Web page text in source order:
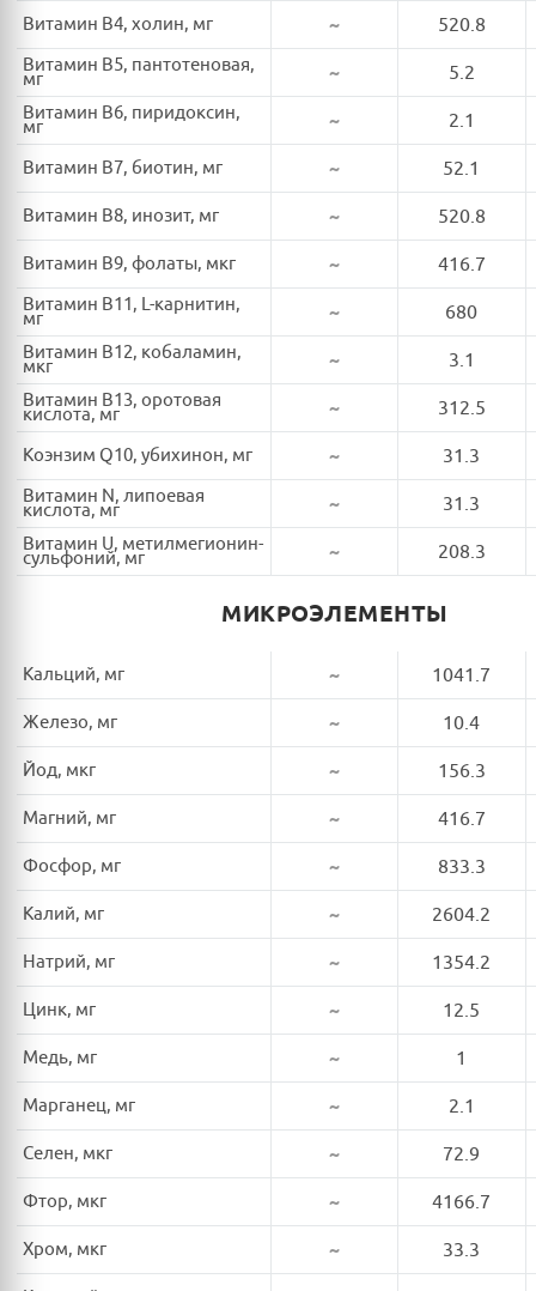
Витамин B4, холин, мг ~ 520.8
Витамин B5, пантотеновая,
мг ~ 5.2
Витамин B6, пиридоксин,
мг ~ 2.1
Витамин B7, биотин, мг ~ 52.1
Витамин B8, инозит, мг ~ 520.8
Витамин B9, фолаты, мкг ~ 416.7
Витамин B11, L-карнитин,
мг ~ 680
Витамин B12, кобаламин,
мкг ~ 3.1
Витамин B13, оротовая
кислота, мг ~ 312.5
Коэнзим Q10, убихинон, мг ~ 31.3
Витамин N, липоевая
кислота, мг ~ 31.3
Витамин U, метилмегионин-
сульфоний, мг ~ 208.3
МИКРОЭЛЕМЕНТЫ
Кальций, мг ~ 1041.7
Железо, мг ~ 10.4
Йод, мкг ~ 156.3
Магний, мг ~ 416.7
Фосфор, мг ~ 833.3
Калий, мг ~ 2604.2
Натрий, мг ~ 1354.2
Цинк, мг ~ 12.5
Медь, мг ~ 1
Марганец, мг ~ 2.1
Селен, мкг ~ 72.9
Фтор, мкг ~ 4166.7
Хром, мкг ~ 33.3